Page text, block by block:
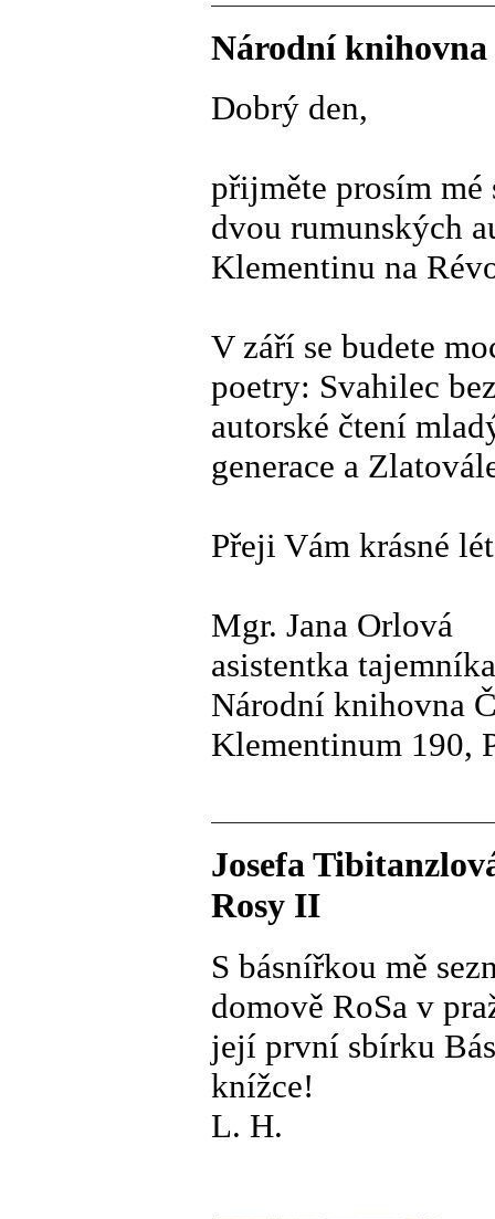
Národní knihovna
Dobrý den,
přijměte prosím mé
dvou rumunských
Klementinu na
V září se budete
poetry: Svahilec
autorské čtení
generace a
Přeji Vám krásné
Mgr. Jana Orlová
asistentka
Národní knihovna
Klementinum 190,
Josefa
Rosy II
S básnířkou mě
domově RoSa v
její první sbírku
knížce!
L. H.